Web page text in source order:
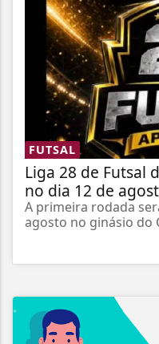
FUTSAL
Liga 28 de Futsal
no dia 12 de
A primeira rodada
agosto no ginásio do